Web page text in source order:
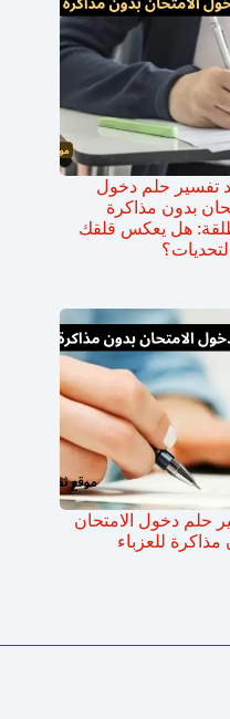
تفسير حلم دخول
بدون مذاكرة
هل يعكس قلقك
حلم دخول الامتحان
مذاكرة للعزباء